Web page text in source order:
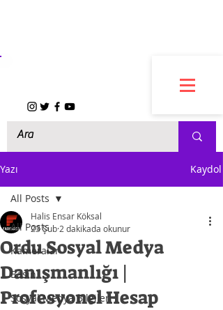
Yazı Kaydol
All Posts
Kameralar
Basın
Sosyal Medya Bilgileri
All Posts
Ordu Sosyal Medya
Danışmanlığı |
Profesyonel Hesap
Halis Ensar Köksal
23 Şub 2 dakikada okunur